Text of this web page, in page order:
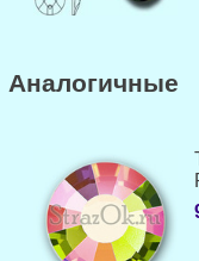
Аналогичные